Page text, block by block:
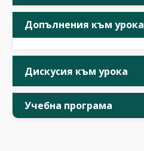
Допълнения към урока
Дискусия към урока
Учебна програма